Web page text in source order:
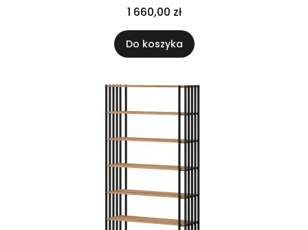
1 660,00 zł
Do koszyka